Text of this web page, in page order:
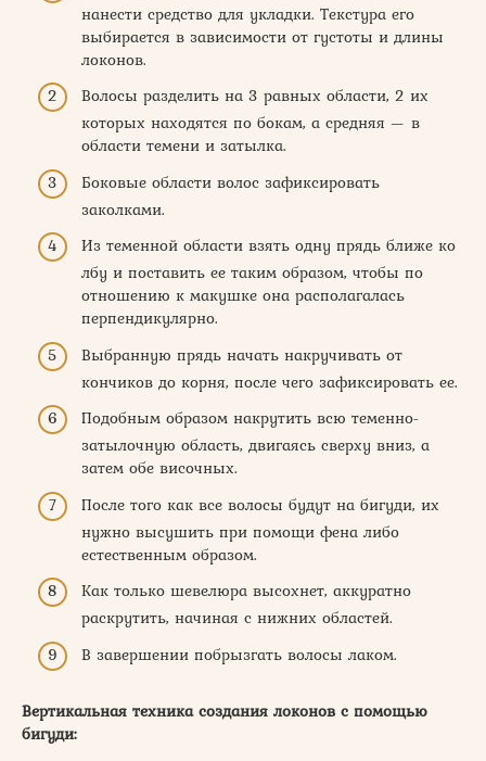
нанести средство для укладки. Текстура его
выбирается в зависимости от густоты и длины
локонов.
Волосы разделить на 3 равных области, 2 их
которых находятся по бокам, а средняя — в
области темени и затылка.
Боковые области волос зафиксировать
заколками.
Из теменной области взять одну прядь ближе ко
лбу и поставить ее таким образом, чтобы по
отношению к макушке она располагалась
перпендикулярно.
Выбранную прядь начать накручивать от
кончиков до корня, после чего зафиксировать ее.
Подобным образом накрутить всю теменно-
затылочную область, двигаясь сверху вниз, а
затем обе височных.
После того как все волосы будут на бигуди, их
нужно высушить при помощи фена либо
естественным образом.
Как только шевелюра высохнет, аккуратно
раскрутить, начиная с нижних областей.
В завершении побрызгать волосы лаком.
Вертикальная техника создания локонов с помощью
бигуди: